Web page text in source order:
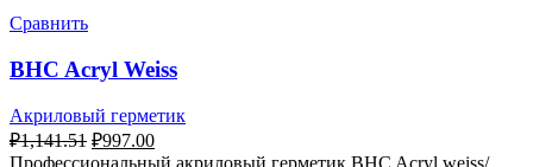
Сравнить
BHC Acryl Weiss
Акриловый герметик
₽1,141.51 ₽997.00
Профессиональный акриловый герметик BHC Acryl weiss/